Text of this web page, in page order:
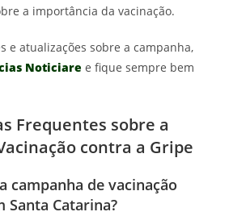
a importância da vacinação.
e atualizações sobre a campanha,
Noticiare e fique sempre bem
Frequentes sobre a
contra a Gripe
campanha de vacinação
Santa Catarina?